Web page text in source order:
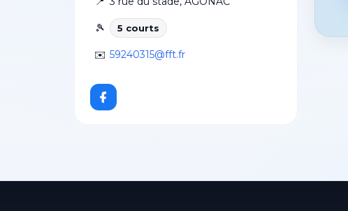
🎾 5 courts
✉️ 59240315@fft.fr